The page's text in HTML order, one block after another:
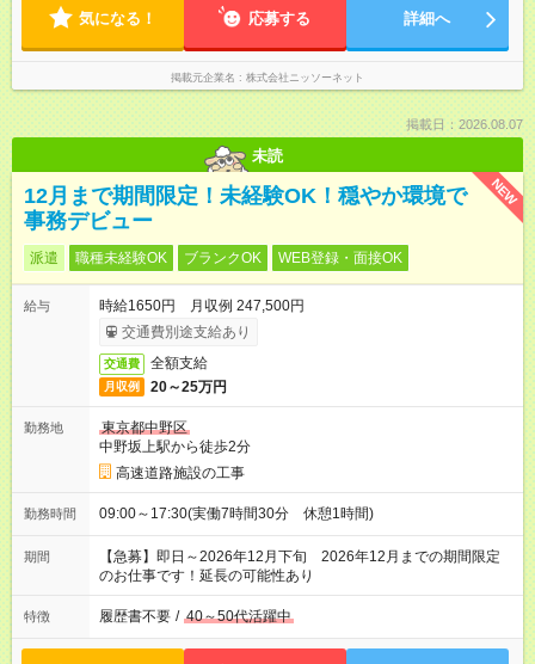
気になる！ 応募する 詳細へ
掲載元企業名 株式会社ニッソーネット
掲載日：2026.08.07
未読
NEW
12月まで期間限定！未経験OK！穏やか環境で
事務デビュー
派遣 職種未経験OK ブランクOK WEB登録・面接OK
給与
時給1650円 月収例 247,500円
交通費別途支給あり
交通費 全額支給
月収例 20～25万円
勤務地
東京都中野区
中野坂上駅から徒歩2分
高速道路施設の工事
勤務時間 09:00～17:30(実働7時間30分 休憩1時間)
期間
【急募】即日～2026年12月下旬 2026年12月までの期間限定
のお仕事です！延長の可能性あり
特徴 履歴書不要 / 40～50代活躍中